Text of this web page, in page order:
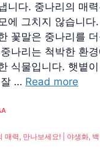
니다. 중나리의 매
에 그치지 않습니다
꽃말은 중나리를
나리는 척박한 환
식물입니다. 햇볕
잘 … Read more
매력, 만나보세요! | 야생화,